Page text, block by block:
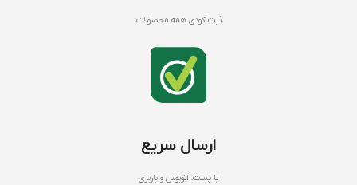
ثبت کودی همه محصولات
ارسال سریع
با پست، اتوبوس و باربری